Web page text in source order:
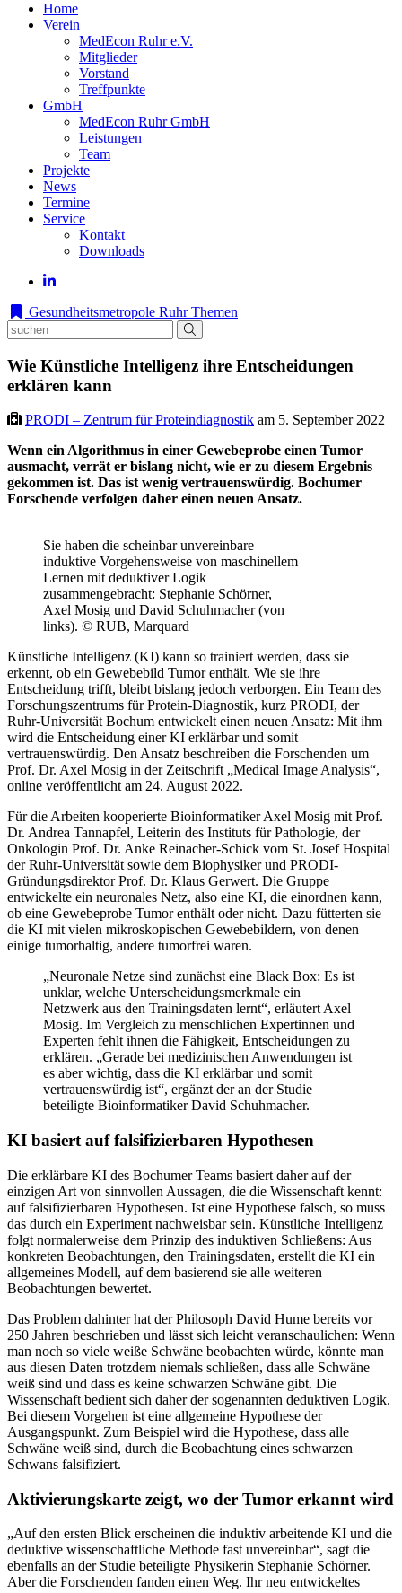
Home
Verein
MedEcon Ruhr e.V.
Mitglieder
Vorstand
Treffpunkte
GmbH
MedEcon Ruhr GmbH
Leistungen
Team
Projekte
News
Termine
Service
Kontakt
Downloads
Gesundheitsmetropole Ruhr Themen
Wie Künstliche Intelligenz ihre Entscheidungen
erklären kann
PRODI – Zentrum für Proteindiagnostik am 5. September 2022
Wenn ein Algorithmus in einer Gewebeprobe einen Tumor
ausmacht, verrät er bislang nicht, wie er zu diesem Ergebnis
gekommen ist. Das ist wenig vertrauenswürdig. Bochumer
Forschende verfolgen daher einen neuen Ansatz.
Sie haben die scheinbar unvereinbare
induktive Vorgehensweise von maschinellem
Lernen mit deduktiver Logik
zusammengebracht: Stephanie Schörner,
Axel Mosig und David Schuhmacher (von
links). © RUB, Marquard
Künstliche Intelligenz (KI) kann so trainiert werden, dass sie
erkennt, ob ein Gewebebild Tumor enthält. Wie sie ihre
Entscheidung trifft, bleibt bislang jedoch verborgen. Ein Team des
Forschungszentrums für Protein-Diagnostik, kurz PRODI, der
Ruhr-Universität Bochum entwickelt einen neuen Ansatz: Mit ihm
wird die Entscheidung einer KI erklärbar und somit
vertrauenswürdig. Den Ansatz beschreiben die Forschenden um
Prof. Dr. Axel Mosig in der Zeitschrift „Medical Image Analysis“,
online veröffentlicht am 24. August 2022.
Für die Arbeiten kooperierte Bioinformatiker Axel Mosig mit Prof.
Dr. Andrea Tannapfel, Leiterin des Instituts für Pathologie, der
Onkologin Prof. Dr. Anke Reinacher-Schick vom St. Josef Hospital
der Ruhr-Universität sowie dem Biophysiker und PRODI-
Gründungsdirektor Prof. Dr. Klaus Gerwert. Die Gruppe
entwickelte ein neuronales Netz, also eine KI, die einordnen kann,
ob eine Gewebeprobe Tumor enthält oder nicht. Dazu fütterten sie
die KI mit vielen mikroskopischen Gewebebildern, von denen
einige tumorhaltig, andere tumorfrei waren.
„Neuronale Netze sind zunächst eine Black Box: Es ist
unklar, welche Unterscheidungsmerkmale ein
Netzwerk aus den Trainingsdaten lernt“, erläutert Axel
Mosig. Im Vergleich zu menschlichen Expertinnen und
Experten fehlt ihnen die Fähigkeit, Entscheidungen zu
erklären. „Gerade bei medizinischen Anwendungen ist
es aber wichtig, dass die KI erklärbar und somit
vertrauenswürdig ist“, ergänzt der an der Studie
beteiligte Bioinformatiker David Schuhmacher.
KI basiert auf falsifizierbaren Hypothesen
Die erklärbare KI des Bochumer Teams basiert daher auf der
einzigen Art von sinnvollen Aussagen, die die Wissenschaft kennt:
auf falsifizierbaren Hypothesen. Ist eine Hypothese falsch, so muss
das durch ein Experiment nachweisbar sein. Künstliche Intelligenz
folgt normalerweise dem Prinzip des induktiven Schließens: Aus
konkreten Beobachtungen, den Trainingsdaten, erstellt die KI ein
allgemeines Modell, auf dem basierend sie alle weiteren
Beobachtungen bewertet.
Das Problem dahinter hat der Philosoph David Hume bereits vor
250 Jahren beschrieben und lässt sich leicht veranschaulichen: Wenn
man noch so viele weiße Schwäne beobachten würde, könnte man
aus diesen Daten trotzdem niemals schließen, dass alle Schwäne
weiß sind und dass es keine schwarzen Schwäne gibt. Die
Wissenschaft bedient sich daher der sogenannten deduktiven Logik.
Bei diesem Vorgehen ist eine allgemeine Hypothese der
Ausgangspunkt. Zum Beispiel wird die Hypothese, dass alle
Schwäne weiß sind, durch die Beobachtung eines schwarzen
Schwans falsifiziert.
Aktivierungskarte zeigt, wo der Tumor erkannt wird
„Auf den ersten Blick erscheinen die induktiv arbeitende KI und die
deduktive wissenschaftliche Methode fast unvereinbar“, sagt die
ebenfalls an der Studie beteiligte Physikerin Stephanie Schörner.
Aber die Forschenden fanden einen Weg. Ihr neu entwickeltes